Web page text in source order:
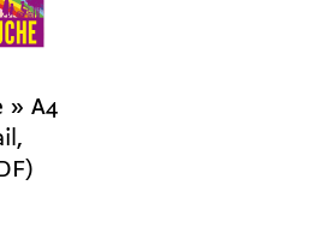
» A4